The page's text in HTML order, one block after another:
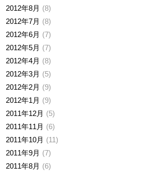
2012年8月
8
2012年7月
8
2012年6月
7
2012年5月
7
2012年4月
8
2012年3月
5
2012年2月
9
2012年1月
9
2011年12月
5
2011年11月
6
2011年10月
11
2011年9月
7
2011年8月
6